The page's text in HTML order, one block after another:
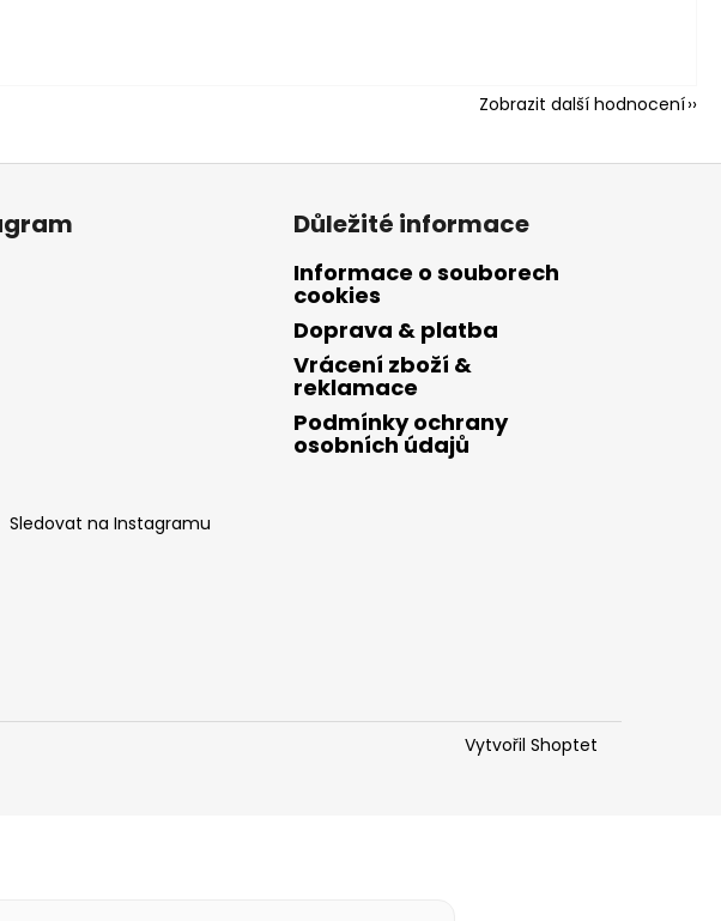
Zobrazit další hodnocení
Sledovat na Instagramu
Důležité informace
Informace o souborech
cookies
Doprava & platba
Vrácení zboží &
reklamace
Podmínky ochrany
osobních údajů
Vytvořil Shoptet